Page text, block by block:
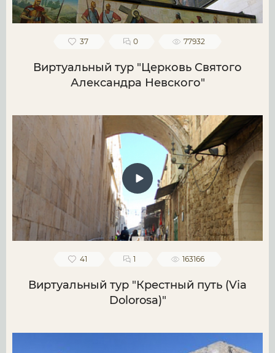
37 0 77932
Виртуальный тур "Церковь Святого
Александра Невского"
41 1 163166
Виртуальный тур "Крестный путь (Via
Dolorosa)"